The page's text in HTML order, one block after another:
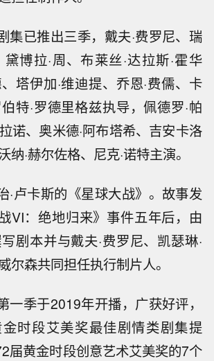
集已推出三季，戴夫·费罗尼、瑞
博拉·周、布莱丝·达拉斯·霍华
塔伊加·维迪提、乔恩·费儒、卡
特·罗德里格兹执导，佩德罗·帕
诺、奥米德·阿布塔希、吉安卡洛
纳·赫尔佐格、尼克·诺特主演。
·卢卡斯的《星球大战》。故事发
VI：绝地归来》事件五年后，由
剧本并与戴夫·费罗尼、凯瑟琳·
尔森共同担任执行制片人。
一季于2019年开播，广获好评，
时段艾美奖最佳剧情类剧集提
届黄金时段创意艺术艾美奖的7个